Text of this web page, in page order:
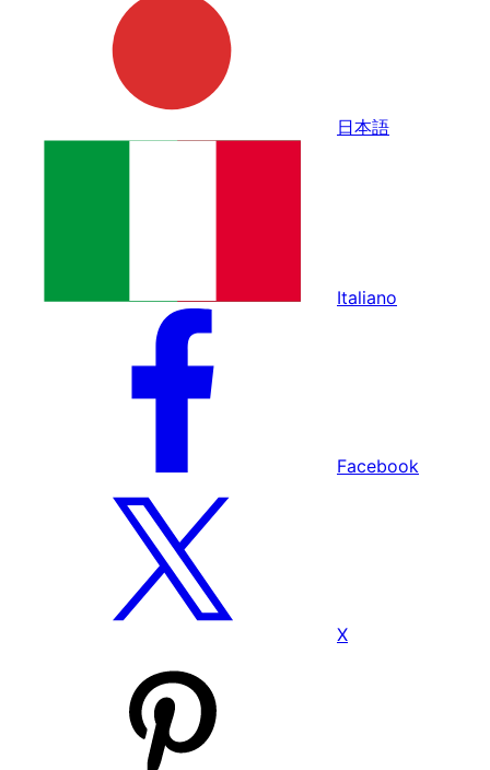
日本語
Italiano
Facebook
X